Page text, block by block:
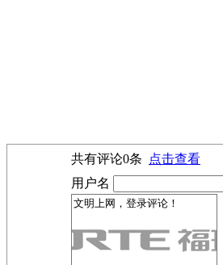
共有评论0条
点击查看
用户名